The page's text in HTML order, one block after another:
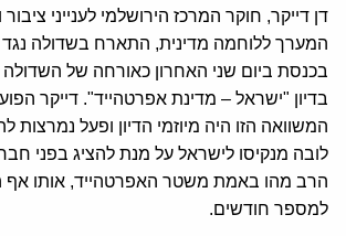
דן דייקר, חוקר המרכז הירושלמי לענייני
המערך ללוחמה מדינית, התארח בשדולה נגד
בכנסת ביום שני האחרון כאורחה של השדולה
בדיון "ישראל – מדינת אפרטהייד". דייקר
המשוואה הזו היה מיוזמי הדיון ופעל נמרצות
לובה מנקיסו לישראל על מנת להציג בפני
הרב מהו באמת משטר האפרטהייד, אותו אף
למספר חודשים.